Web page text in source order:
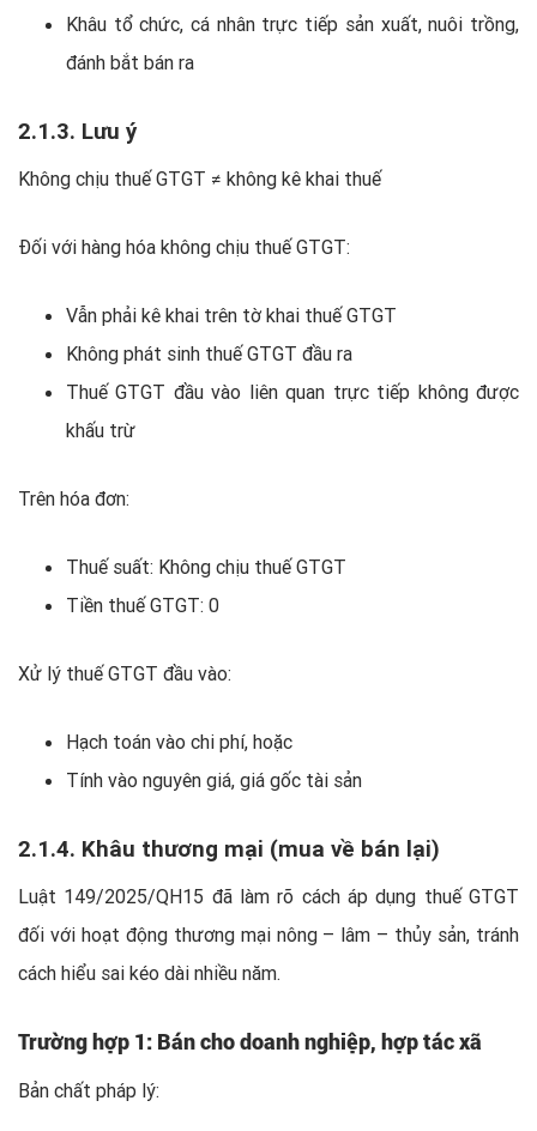
Khâu tổ chức, cá nhân trực tiếp sản xuất, nuôi trồng,
đánh bắt bán ra
2.1.3. Lưu ý
Không chịu thuế GTGT ≠ không kê khai thuế
Đối với hàng hóa không chịu thuế GTGT:
Vẫn phải kê khai trên tờ khai thuế GTGT
Không phát sinh thuế GTGT đầu ra
Thuế GTGT đầu vào liên quan trực tiếp không được
khấu trừ
Trên hóa đơn:
Thuế suất: Không chịu thuế GTGT
Tiền thuế GTGT: 0
Xử lý thuế GTGT đầu vào:
Hạch toán vào chi phí, hoặc
Tính vào nguyên giá, giá gốc tài sản
2.1.4. Khâu thương mại (mua về bán lại)
Luật 149/2025/QH15 đã làm rõ cách áp dụng thuế GTGT
đối với hoạt động thương mại nông – lâm – thủy sản, tránh
cách hiểu sai kéo dài nhiều năm.
Trường hợp 1: Bán cho doanh nghiệp, hợp tác xã
Bản chất pháp lý: